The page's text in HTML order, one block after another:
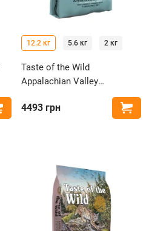
Купить
12.2 кг 5.6 кг 2 кг
Taste of the Wild
Appalachian Valley
беззерновой с олениной
для собак миниатюрных и
4493 грн